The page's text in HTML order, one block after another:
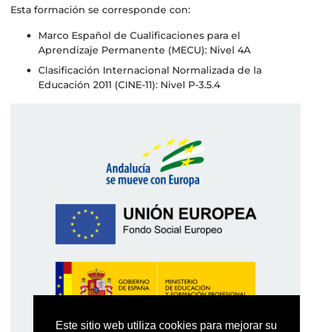
Este sitio web utiliza cookies para mejorar su
Esta formación se corresponde con:
Marco Español de Cualificaciones para el
Aprendizaje Permanente (MECU): Nivel 4A
Clasificación Internacional Normalizada de la
Educación 2011 (CINE-11): Nivel P-3.5.4